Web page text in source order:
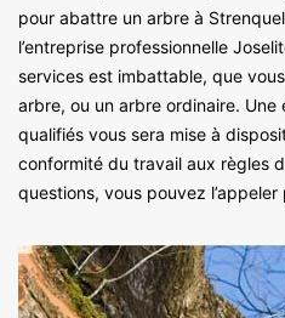
pour abattre un arbre à
l’entreprise professionnelle
services est imbattable, que
arbre, ou un arbre ordinaire. Une
qualifiés vous sera mise à
conformité du travail aux règles
questions, vous pouvez